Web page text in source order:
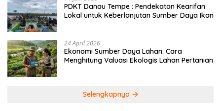
PDKT Danau Tempe : Pendekatan Kearifan
Lokal untuk Keberlanjutan Sumber Daya Ikan
24 April 2026
Ekonomi Sumber Daya Lahan: Cara
Menghitung Valuasi Ekologis Lahan Pertanian
Selengkapnya